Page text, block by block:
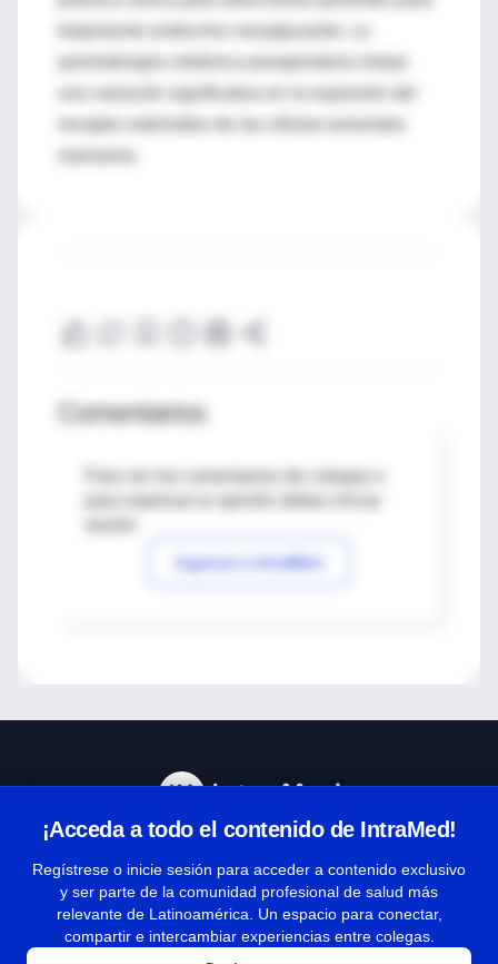
quimioterapia citotóxica preoperatoria indujo
una variación significativa en la expresión del
Comentarios
Para ver los comentarios de colegas o
Ingresar a IntraMed
¡Acceda a todo el contenido de IntraMed!
Regístrese o inicie sesión para acceder a contenido exclusivo
y ser parte de la comunidad profesional de salud más
relevante de Latinoamérica. Un espacio para conectar,
compartir e intercambiar experiencias entre colegas.
Términos y condiciones
| Políticas de privacidad